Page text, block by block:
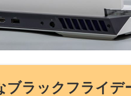
ラックフライデ